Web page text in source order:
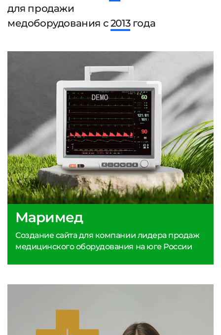
для продажи
медоборудования с2013года
Маримед
Создание сайта для компании лидера продаж
медицинского оборудования на юге России